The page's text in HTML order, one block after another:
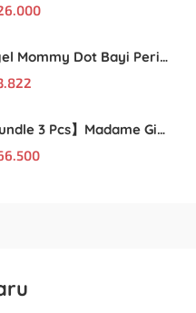
Angel Mommy Dot Bayi Peristaltic S/M/L/X-Cut / Puting Lebar Buram 10pcs
【Bundle 3 Pcs】Madame Gie Shower Glow – Solusi Perawatan Kulit dalam Satu Paket!